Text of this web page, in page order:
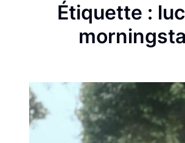
Étiquette :